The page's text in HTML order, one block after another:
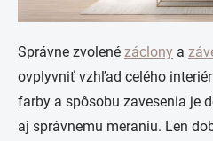
Správne zvolené záclony a
ovplyvniť vzhľad celého
farby a spôsobu zavesenia je
aj správnemu meraniu. Len